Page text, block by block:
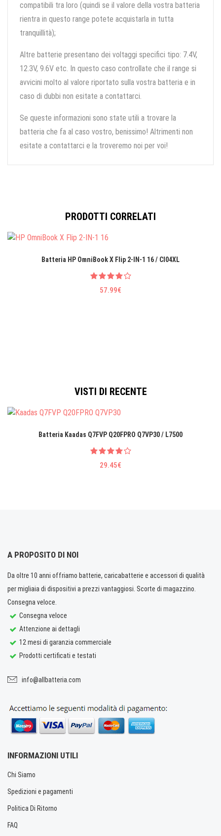
compatibili tra loro (quindi se il valore della vostra batteria
rientra in questo range potete acquistarla in tutta
tranquillità);
Altre batterie presentano dei voltaggi specifici tipo: 7.4V,
12.3V, 9.6V etc. In questo caso controllate che il range si
avvicini molto al valore riportato sulla vostra batteria e in
caso di dubbi non esitate a contattarci.
Se queste informazioni sono state utili a trovare la
batteria che fa al caso vostro, benissimo! Altrimenti non
esitate a contattarci e la troveremo noi per voi!
PRODOTTI CORRELATI
Batteria HP OmniBook X Flip 2-IN-1 16 / CI04XL
57.99€
VISTI DI RECENTE
Batteria Kaadas Q7FVP Q20FPRO Q7VP30 / L7500
29.45€
A PROPOSITO DI NOI
Da oltre 10 anni offriamo batterie, caricabatterie e accessori di qualità
per migliaia di dispositivi a prezzi vantaggiosi. Scorte di magazzino.
Consegna veloce.
Consegna veloce
Attenzione ai dettagli
12 mesi di garanzia commerciale
Prodotti certificati e testati
info@allbatteria.com
INFORMAZIONI UTILI
Chi Siamo
Spedizioni e pagamenti
Politica Di Ritorno
FAQ